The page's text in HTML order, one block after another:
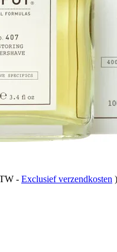
- Exclusief verzendkosten )